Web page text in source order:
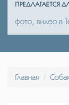
ПРЕДЛАГАЕТСЯ
фото, видео в
Главная